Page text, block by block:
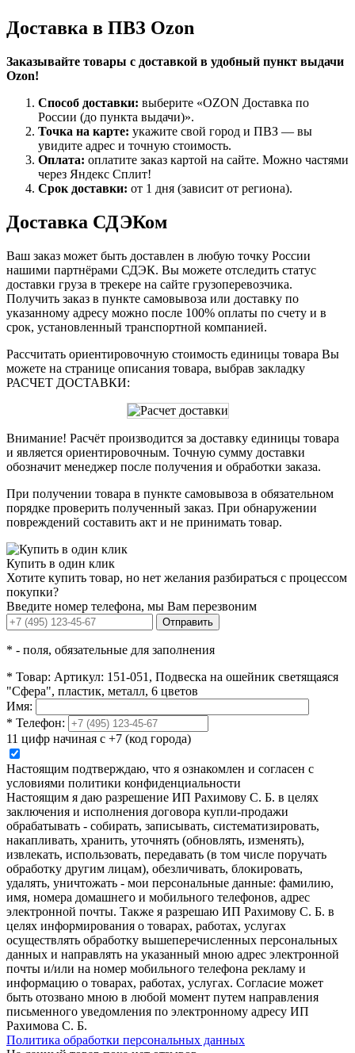
Доставка в ПВЗ Ozon
Заказывайте товары с доставкой в удобный пункт выдачи
Ozon!
Способ доставки: выберите «OZON Доставка по
России (до пункта выдачи)».
Точка на карте: укажите свой город и ПВЗ — вы
увидите адрес и точную стоимость.
Оплата: оплатите заказ картой на сайте. Можно частями
через Яндекс Сплит!
Срок доставки: от 1 дня (зависит от региона).
Доставка СДЭКом
Ваш заказ может быть доставлен в любую точку России
нашими партнёрами СДЭК. Вы можете отследить статус
доставки груза в трекере на сайте грузоперевозчика.
Получить заказ в пункте самовывоза или доставку по
указанному адресу можно после 100% оплаты по счету и в
срок, установленный транспортной компанией.
Рассчитать ориентировочную стоимость единицы товара Вы
можете на странице описания товара, выбрав закладку
РАСЧЕТ ДОСТАВКИ:
Внимание! Расчёт производится за доставку единицы товара
и является ориентировочным. Точную сумму доставки
обозначит менеджер после получения и обработки заказа.
При получении товара в пункте самовывоза в обязательном
порядке проверить полученный заказ. При обнаружении
повреждений составить акт и не принимать товар.
Купить в один клик
Хотите купить товар, но нет желания разбираться с процессом
покупки?
Введите номер телефона, мы Вам перезвоним
Отправить
* - поля, обязательные для заполнения
* Товар: Артикул: 151-051, Подвеска на ошейник светящаяся
"Сфера", пластик, металл, 6 цветов
Имя:
* Телефон:
11 цифр начиная с +7 (код города)
Настоящим подтверждаю, что я ознакомлен и согласен с
условиями политики конфиденциальности
Настоящим я даю разрешение ИП Рахимову С. Б. в целях
заключения и исполнения договора купли-продажи
обрабатывать - собирать, записывать, систематизировать,
накапливать, хранить, уточнять (обновлять, изменять),
извлекать, использовать, передавать (в том числе поручать
обработку другим лицам), обезличивать, блокировать,
удалять, уничтожать - мои персональные данные: фамилию,
имя, номера домашнего и мобильного телефонов, адрес
электронной почты. Также я разрешаю ИП Рахимову С. Б. в
целях информирования о товарах, работах, услугах
осуществлять обработку вышеперечисленных персональных
данных и направлять на указанный мною адрес электронной
почты и/или на номер мобильного телефона рекламу и
информацию о товарах, работах, услугах. Согласие может
быть отозвано мною в любой момент путем направления
письменного уведомления по электронному адресу ИП
Рахимова С. Б.
Политика обработки персональных данных